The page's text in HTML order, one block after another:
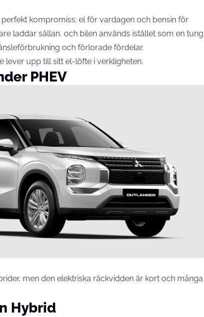
kompromiss: el för vardagen och bensin för
laddar sällan, och bilen används istället som en tung
och förlorade fördelar.
lever upp till sitt el-löfte i verkligheten.
PHEV
men den elektriska räckvidden är kort och många
Hybrid